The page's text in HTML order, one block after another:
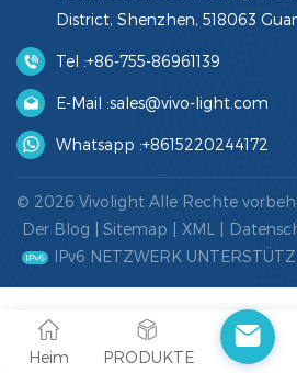
District, Shenzhen, 518063
Tel :+86-755-86961139
E-Mail :sales@vivo-light.com
Whatsapp :+8615220244172
© 2026 Vivolight Alle Rechte
Der Blog
Sitemap XML
IPv6 NETZWERK
Heim PRODUKTE